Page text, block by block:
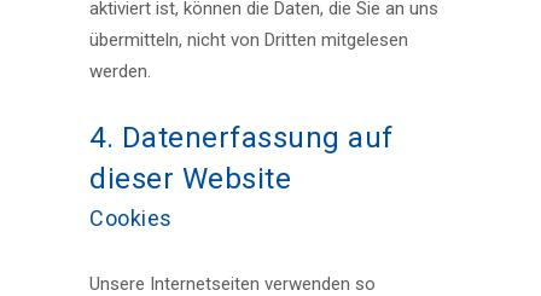
aktiviert ist, können die Daten, die Sie an uns
übermitteln, nicht von Dritten mitgelesen
werden.
4. Datenerfassung auf
dieser Website
Cookies
Unsere Internetseiten verwenden so